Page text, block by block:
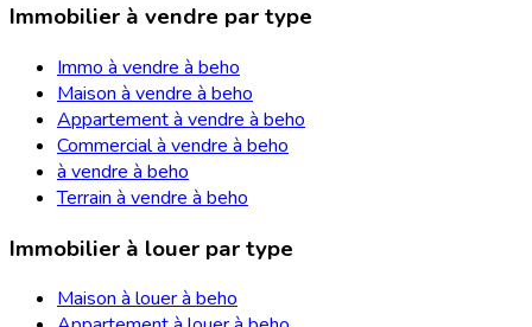
Immobilier à vendre par type
Immo à vendre à beho
Maison à vendre à beho
Appartement à vendre à beho
Commercial à vendre à beho
à vendre à beho
Terrain à vendre à beho
Immobilier à louer par type
Maison à louer à beho